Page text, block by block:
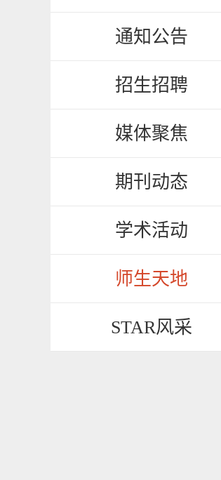
通知公告
招生招聘
媒体聚焦
期刊动态
学术活动
师生天地
STAR风采